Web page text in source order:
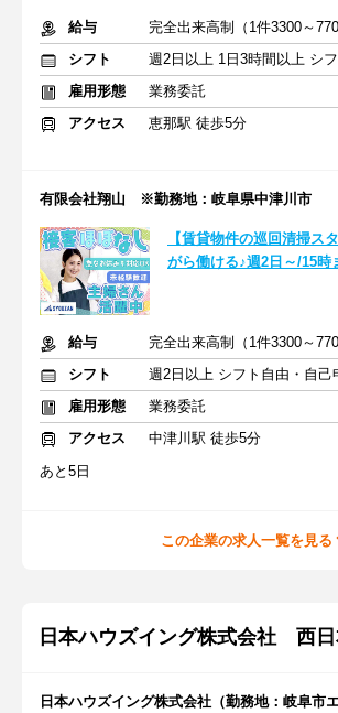
給与
完全出来高制（1件3300～
シフト
雇用形態
業務委託
アクセス
恵那駅 徒歩5分
有限会社翔山 ※勤務地：岐阜県中津川市
【賃貸物件の巡回清掃ス
がら働ける♪週2日～/15時
給与
完全出来高制（1件3300～
シフト
週2日以上 シフト自由・自己
雇用形態
業務委託
アクセス
中津川駅 徒歩5分
あと5日
この企業の求人一覧を見る
日本ハウズイング株式会社 西
日本ハウズイング株式会社（勤務地：岐阜市